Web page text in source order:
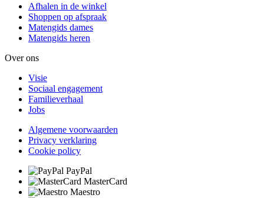
Afhalen in de winkel
Shoppen op afspraak
Matengids dames
Matengids heren
Over ons
Visie
Sociaal engagement
Familieverhaal
Jobs
Algemene voorwaarden
Privacy verklaring
Cookie policy
PayPal
MasterCard
Maestro